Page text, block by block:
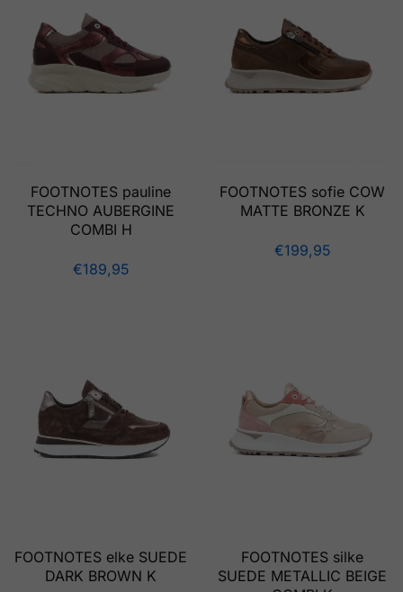
FOOTNOTES pauline
TECHNO AUBERGINE
COMBI H
€189,95
FOOTNOTES sofie COW
MATTE BRONZE K
€199,95
FOOTNOTES elke SUEDE
DARK BROWN K
FOOTNOTES silke
SUEDE METALLIC BEIGE